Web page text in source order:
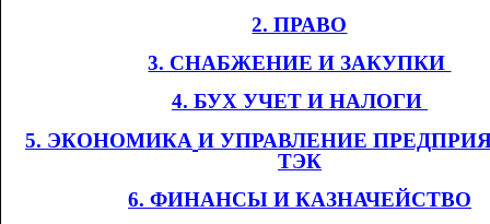
2. ПРАВО
3. СНАБЖЕНИЕ И ЗАКУПКИ​​
4. БУХ УЧЕТ И НАЛОГИ​​
5. ЭКОНОМИКА И УПРАВЛЕНИЕ
ТЭК
6. ФИНАНСЫ И КАЗНАЧЕЙСТВО